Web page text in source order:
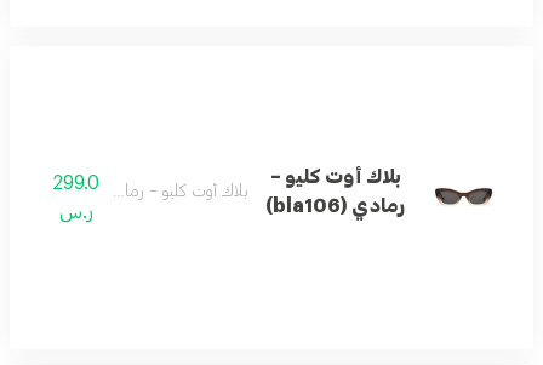
بلاك أوت كليو –
رمادي (bla106)
بلاك أوت كليو – رمادي (bla106)299.0
ر.س